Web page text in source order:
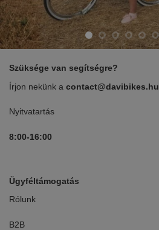
Szüksége van segítségre?
Írjon nekünk a contact@davibikes.hu
Nyitvatartás
8:00-16:00
Ügyféltámogatás
Rólunk
B2B